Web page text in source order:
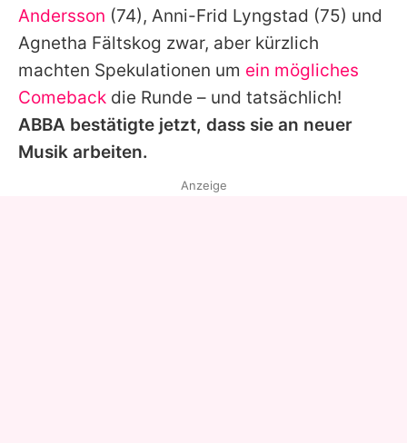
Andersson (74), Anni-Frid Lyngstad (75) und
Agnetha Fältskog zwar, aber kürzlich
machten Spekulationen um ein mögliches
Comeback die Runde – und tatsächlich!
ABBA bestätigte jetzt, dass sie an neuer
Musik arbeiten.
Anzeige